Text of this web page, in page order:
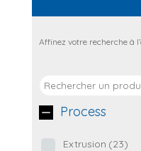
Affinez votre recherche à
Process
Extrusion (23)